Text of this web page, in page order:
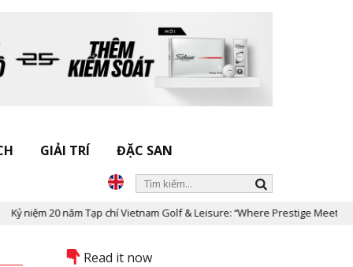
GIẢI TRÍ ĐẶC SAN
20 năm Tạp chí Vietnam Golf & Leisure: “Where Prestige Meets Legacy”
Read it now